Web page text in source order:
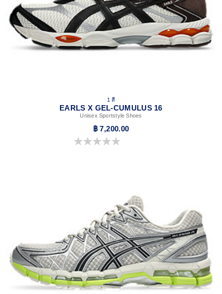
1 สี
EARLS X GEL-CUMULUS 16
Unisex Sportstyle Shoes
฿ 7,200.00
0.0 จาก 5 ดาว